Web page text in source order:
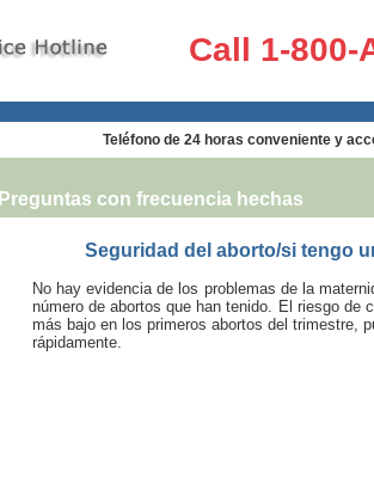
Call 1-800-
Teléfono de 24 horas conveniente y
Preguntas con frecuencia hechas
Seguridad del aborto/si tengo
No hay evidencia de los problemas de la
número de abortos que han tenido. El riesgo de
más bajo en los primeros abortos del trimestre,
rápidamente.